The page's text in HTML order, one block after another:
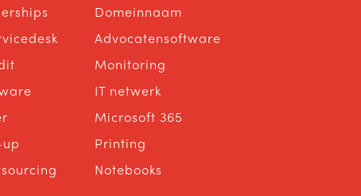
Domeinnaam
Advocatensoftware
Monitoring
IT netwerk
Microsoft 365
Printing
Notebooks